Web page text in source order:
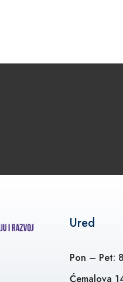
Ured
Pon – Pet:
Ćemalova